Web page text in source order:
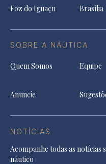
Foz do Iguaçu
Brasília
SOBRE A NÁUTICA
Quem Somos Equipe
Anuncie
NOTÍCIAS
Acompanhe todas as notícias
náutico